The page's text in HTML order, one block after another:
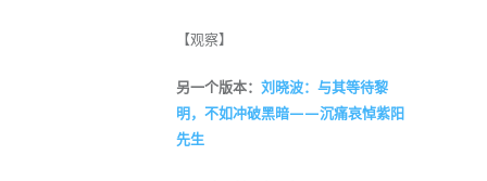
【观察】
另一个版本： 刘晓波：与其等待黎
明，不如冲破黑暗——沉痛哀悼紫阳
先生